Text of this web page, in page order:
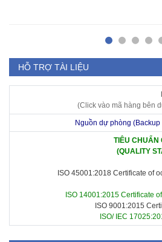
HỖ TRỢ TÀI LIỆU
(Click vào mã hàng bên
Nguồn dự phòng (Backup
TIÊU CHUẨN
(QUALITY
ISO 45001:2018 Certificate of
ISO 14001:2015 Certificate
ISO 9001:2015
ISO/ IEC